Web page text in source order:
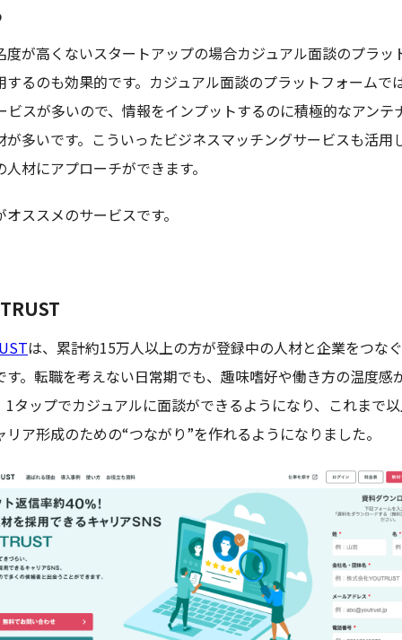
度が高くないスタートアップの場合カジュアル面談のプラッ
するのも効果的です。カジュアル面談のプラットフォームで
ビスが多いので、情報をインプットするのに積極的なアンテ
が多いです。こういったビジネスマッチングサービスも活用
材にアプローチができます。
ススメのサービスです。
は、累計約15万人以上の方が登録中の人材と企業をつな
す。転職を考えない日常期でも、趣味嗜好や働き方の温度感
1タップでカジュアルに面談ができるようになり、これまで
リア形成のための“つながり”を作れるようになりました。